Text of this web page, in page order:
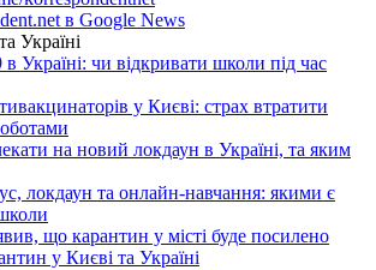
в Google News
Україні
Україні: чи відкривати школи під час
у Києві: страх втратити
на новий локдаун в Україні, та яким
локдаун та онлайн-навчання: якими є
що карантин у місті буде посилено
у Києві та Україні